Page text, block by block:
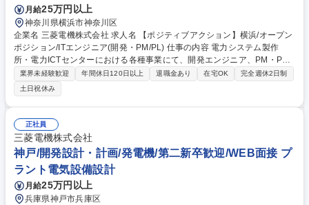
月給25万円以上
神奈川県横浜市神奈川区
企業名 三菱電機株式会社 求人名 【ポジティブアクション】横浜/オープン
ポジション/ITエンジニア(開発・PM/PL) 仕事の内容 電力システム製作
所・電力ICTセンターにおける各種事業にて、開発エンジニア、PM・P
L、品質保証・品質管理エンジニアのいずれかの業務をお任せします。多
様な社会インフラを支えるやりがいのある環境です。 【両立支援制度】■
フレックスタイム：子どもの送迎や急な呼び出し、通勤時の混雑を避けて
出社するなど各々で活用しております。 ■在宅勤務：週2回程度 ※例えば
夕方までオフィス勤務し一度お子様のお迎え、家事を行った後リモートで
業務に戻るといった働き方も可能です。 ■休職制度(出産/育児/介護)や、短
時間勤務制度(妊娠/育児/介護)、年次有給休暇を1時間単位で取得できる制
度など家庭との両立支援が充実しています。 募集職種 【ポジティブアク
ション】横浜/オープンポジション/ITエンジニア(開発・PM/PL)
業界未経験歓迎 年間休日120日以上 退職金あり 在宅OK
完全週休2日制
土日祝休み
正社員
三菱電機株式会社
神戸/開発設計・計画/発電機/第二新卒歓迎/WEB面接 プ
ラント電気設備設計
月給25万円以上
兵庫県神戸市兵庫区